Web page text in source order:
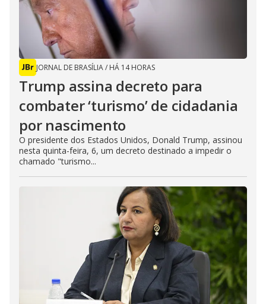
JORNAL DE BRASÍLIA/ HÁ 14 HORAS
Trump assina decreto para
combater ‘turismo’ de cidadania
por nascimento
O presidente dos Estados Unidos, Donald Trump, assinou
nesta quinta-feira, 6, um decreto destinado a impedir o
chamado "turismo...